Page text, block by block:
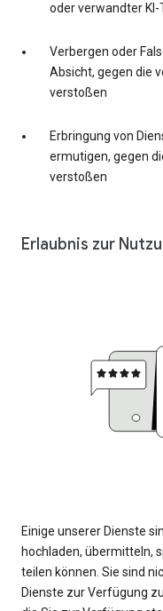
oder verwandter KI-
Verbergen oder
Absicht, gegen die
verstoßen
Erbringung von
ermutigen, gegen
verstoßen
Erlaubnis zur
Einige unserer Dienste
hochladen, übermitteln,
teilen können. Sie sind
Dienste zur Verfügung